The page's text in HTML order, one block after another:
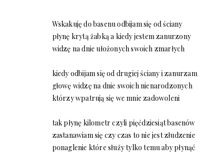
Wskakuję do basenu odbijam się od ściany
płynę krytą żabką a kiedy jestem zanurzony
widzę na dnie ułożonych swoich zmarłych
kiedy odbijam się od drugiej ściany i zanurzam
głowę widzę na dnie swoich nienarodzonych
którzy wpatrują się we mnie zadowoleni
tak płynę kilometr czyli pięćdziesiąt basenów
zastanawiam się czy czas to nie jest złudzenie
ponaglenie które służy tylko temu aby płynąć